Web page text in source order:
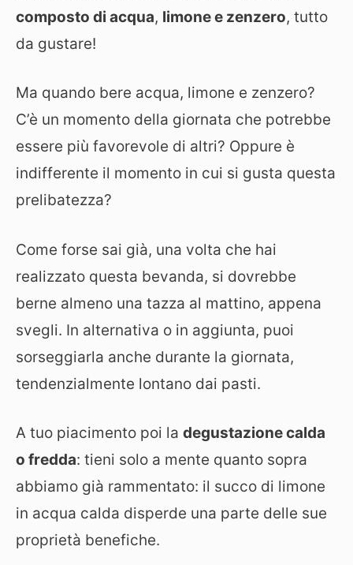
composto di acqua, limone e zenzero, tutto
da gustare!
Ma quando bere acqua, limone e zenzero?
C’è un momento della giornata che potrebbe
essere più favorevole di altri? Oppure è
indifferente il momento in cui si gusta questa
prelibatezza?
Come forse sai già, una volta che hai
realizzato questa bevanda, si dovrebbe
berne almeno una tazza al mattino, appena
svegli. In alternativa o in aggiunta, puoi
sorseggiarla anche durante la giornata,
tendenzialmente lontano dai pasti.
A tuo piacimento poi la degustazione calda
o fredda: tieni solo a mente quanto sopra
abbiamo già rammentato: il succo di limone
in acqua calda disperde una parte delle sue
proprietà benefiche.